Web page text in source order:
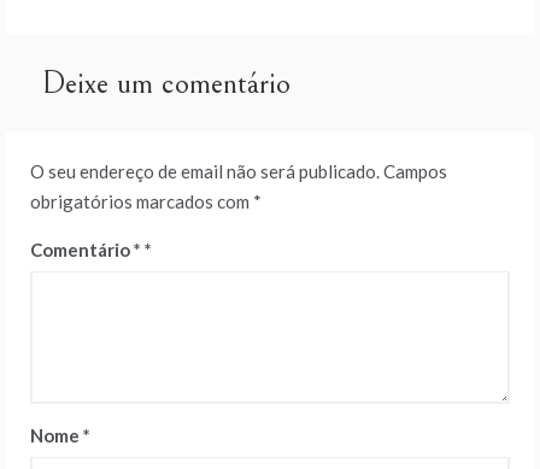
artigos
Deixe um comentário
O seu endereço de email não será publicado.Campos
obrigatórios marcados com *
Comentário*
Nome *